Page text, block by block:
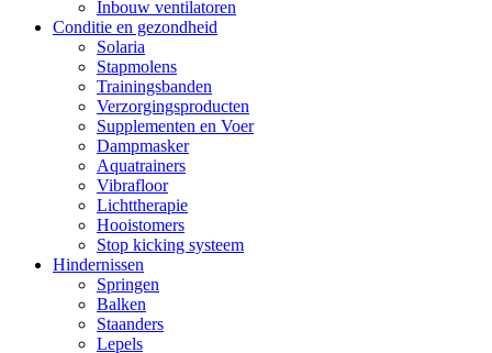
Inbouw ventilatoren
Conditie en gezondheid
Solaria
Stapmolens
Trainingsbanden
Verzorgingsproducten
Supplementen en Voer
Dampmasker
Aquatrainers
Vibrafloor
Lichttherapie
Hooistomers
Stop kicking systeem
Hindernissen
Springen
Balken
Staanders
Lepels